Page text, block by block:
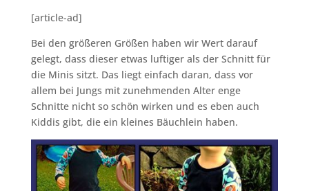
[article-ad]
Bei den größeren Größen haben wir Wert darauf
gelegt, dass dieser etwas luftiger als der Schnitt für
die Minis sitzt. Das liegt einfach daran, dass vor
allem bei Jungs mit zunehmenden Alter enge
Schnitte nicht so schön wirken und es eben auch
Kiddis gibt, die ein kleines Bäuchlein haben.